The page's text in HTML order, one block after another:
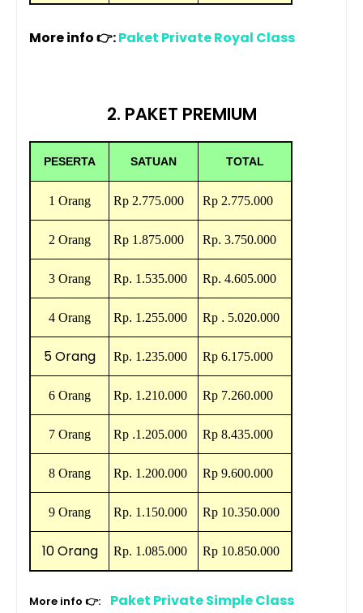
More info 👉:Paket Private Royal Class
2. PAKET PREMIUM
PESERTA SATUAN TOTAL
1 Orang Rp 2.775.000 Rp 2.775.000
2 Orang Rp 1.875.000 Rp. 3.750.000
3 Orang Rp. 1.535.000 Rp. 4.605.000
4 Orang Rp. 1.255.000 Rp . 5.020.000
5 Orang Rp. 1.235.000 Rp 6.175.000
6 Orang Rp. 1.210.000 Rp 7.260.000
7 Orang Rp .1.205.000 Rp 8.435.000
8 Orang Rp. 1.200.000 Rp 9.600.000
9 Orang Rp. 1.150.000 Rp 10.350.000
10 Orang Rp. 1.085.000 Rp 10.850.000
More info 👉: Paket Private Simple Class